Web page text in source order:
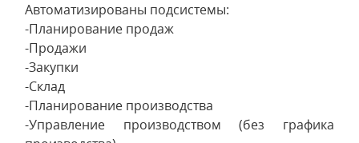
Автоматизированы подсистемы:
-Планирование продаж
-Продажи
-Закупки
-Склад
-Планирование производства
-Управление производством (без графика